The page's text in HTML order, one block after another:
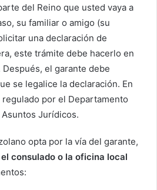
del Reino que usted vaya a
su familiar o amigo (su
una declaración de
este trámite debe hacerlo en
el garante debe
se legalice la declaración. En
por el Departamento
Jurídicos.
opta por la vía del garante,
consulado o la oficina local